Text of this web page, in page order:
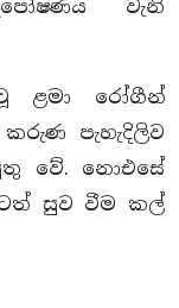
වැනි
ළමා රෝගීන්
පැහැදිලිව
වේ. නොඑසේ
සුව වීම කල්